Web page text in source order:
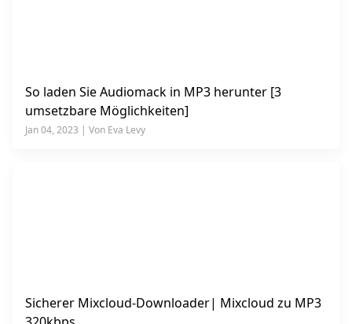
So laden Sie Audiomack in MP3 herunter [3
umsetzbare Möglichkeiten]
Jan 04, 2023 | Von Eva Levy
Sicherer Mixcloud-Downloader| Mixcloud zu MP3